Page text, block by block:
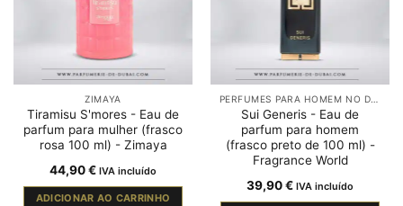
ZIMAYA
Tiramisu S'mores - Eau de
parfum para mulher (frasco
rosa 100 ml) - Zimaya
44,90€ IVA incluído
ADICIONAR AO CARRINHO
PERFUMES PARA HOMEM NO DUBAI
Sui Generis - Eau de
parfum para homem
(frasco preto de 100 ml) -
Fragrance World
39,90€ IVA incluído